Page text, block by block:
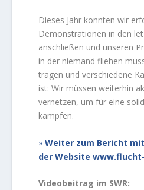
Dieses Jahr konnten wir
Demonstrationen in den
anschließen und unseren
in der niemand fliehen
tragen und verschiedene
ist: Wir müssen weiterhin
vernetzen, um für eine
kämpfen.
Weiter zum Bericht
der Website
Videobeitrag im SWR: